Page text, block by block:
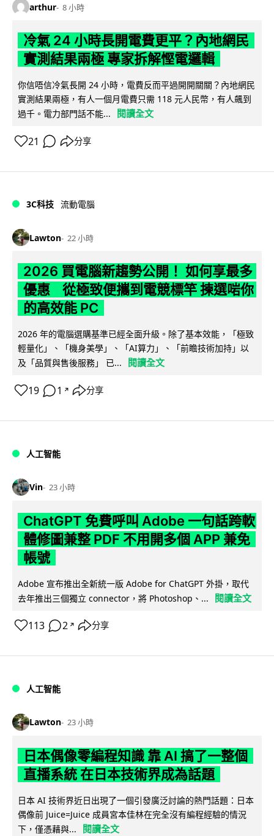
arthur 8 小時
冷氣 24 小時長開電費更平？內地網民
實測結果兩極 專家拆解慳電邏輯
你信唔信冷氣長開 24 小時，電費反而平過開開關關？內地網民
實測結果兩極，有人一個月電費只需 118 元人民幣，有人飆到
過千。電力部門話不能...
閱讀全文
21 分享
3C科技 流動電腦
Lawton 22 小時
2026 買電腦新趨勢公開！ 如何享最多
優惠 從極致便攜到電競標竿 揀選啱你
的高效能 PC
2026 年的電腦選購基準已經全面升級。除了基本效能，「極致
輕量化」、「機身美學」、「AI算力」、「前瞻技術加持」以
及「品質與售後服務」 已...
閱讀全文
19 1 ↗ 分享
人工智能
Vin 23 小時
ChatGPT 免費呼叫 Adobe 一句話跨軟
體修圖兼整 PDF 不用開多個 APP 兼免
帳號
Adobe 宣布推出全新統一版 Adobe for ChatGPT 外掛，取代
去年推出三個獨立 connector，將 Photoshop、...
閱讀全文
113 2 ↗ 分享
人工智能
Lawton 23 小時
日本偶像零編程知識 靠 AI 搞了一整個
直播系統 在日本技術界成為話題
日本 AI 技術界近日出現了一個引發廣泛討論的熱門話題：日本
偶像前 Juice=Juice 成員宮本佳林在完全沒有編程經驗的情況
下，僅憑藉與...
閱讀全文